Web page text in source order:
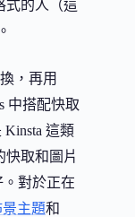
式的人（這
，再用
中搭配快取
這類
快取和圖片
。對於正在
主題和